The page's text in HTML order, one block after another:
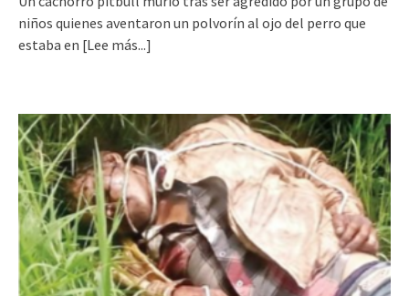
niños quienes aventaron un polvorín al ojo del perro que
estaba en [Lee más...]